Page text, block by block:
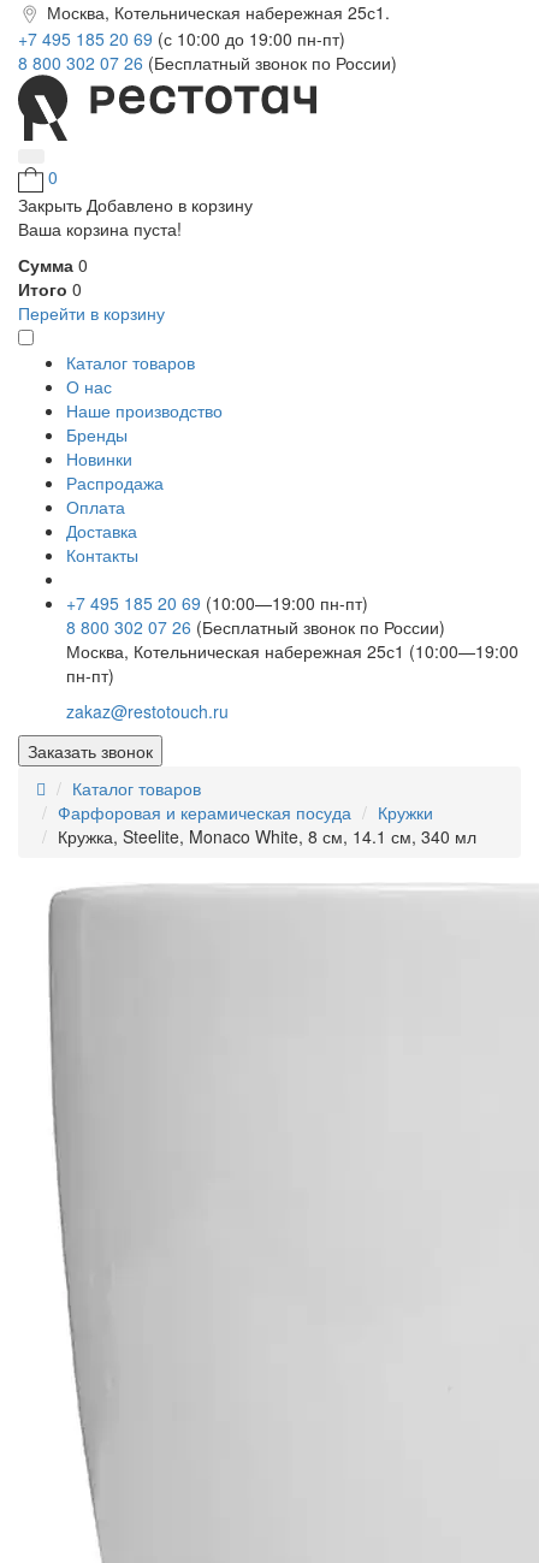
Москва, Котельническая набережная 25с1.
+7 495 185 20 69 (с 10:00 до 19:00 пн-пт)
8 800 302 07 26 (Бесплатный звонок по России)
0
Закрыть Добавлено в корзину
Ваша корзина пуста!
Сумма 0
Итого 0
Перейти в корзину
Каталог товаров
О нас
Наше производство
Бренды
Новинки
Распродажа
Оплата
Доставка
Контакты
+7 495 185 20 69 (10:00—19:00 пн-пт)
8 800 302 07 26 (Бесплатный звонок по России)
Москва, Котельническая набережная 25с1 (10:00—19:00
пн-пт)
zakaz@restotouch.ru
Заказать звонок
Каталог товаров
Фарфоровая и керамическая посуда
Кружки
Кружка, Steelite, Monaco White, 8 см, 14.1 см, 340 мл